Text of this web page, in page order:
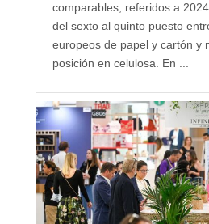
comparables, referidos a
del sexto al quinto puesto
europeos de papel y cartón y
posición en celulosa. En ...